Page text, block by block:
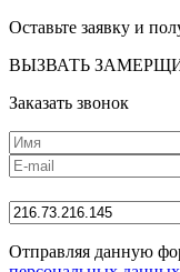
Оставьте заявку и
ВЫЗВАТЬ
Заказать звонок
Отправляя данную